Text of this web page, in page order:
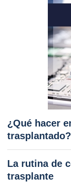
¿Qué hacer
trasplantado?
La rutina de
trasplante